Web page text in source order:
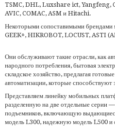
TSMC, DHL, Luxshare ict, Yangfeng,
AVIC, COMAC, ASM и Hitachi.
Некоторыми сопоставимыми
GEEK+, HIKROBOT, LOCUST, ASTI
Они обслуживают такие отрасли, как
народного потребления, бытовая
складское хозяйство, предлагая
автоматизации, которые способствуют
Представляем линейку мобильных
разделенную на две отдельные серии
подъемников, включающую
модель L300, надежную модель L500